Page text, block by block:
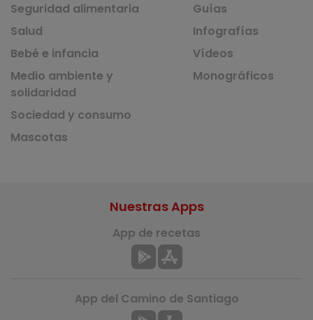
Seguridad alimentaria
Salud
Bebé e infancia
Medio ambiente y
solidaridad
Sociedad y consumo
Mascotas
Guías
Infografías
Vídeos
Monográficos
Nuestras Apps
App de recetas
App del Camino de Santiago